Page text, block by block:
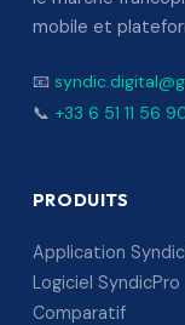
mobile et
📧
📞 +33 6 51 11 56
PRODUITS
Application
Logiciel SyndicPro
Comparatif